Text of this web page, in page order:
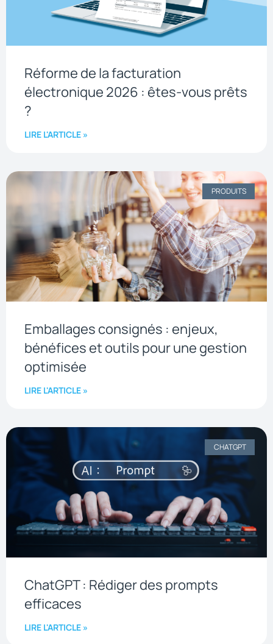
Réforme de la facturation
électronique 2026 : êtes-vous prêts
?
LIRE L'ARTICLE »
PRODUITS
Emballages consignés : enjeux,
bénéfices et outils pour une gestion
optimisée
LIRE L'ARTICLE »
CHATGPT
ChatGPT : Rédiger des prompts
efficaces
LIRE L'ARTICLE »